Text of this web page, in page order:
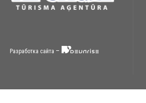
Разработка сайта –